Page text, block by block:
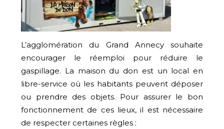
L’agglomération du Grand Annecy souhaite
encourager le réemploi pour réduire le
gaspillage. La maison du don est un local en
libre-service où les habitants peuvent déposer
ou prendre des objets. Pour assurer le bon
fonctionnement de ces lieux, il est nécessaire
de respecter certaines règles :